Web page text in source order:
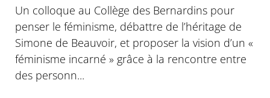
Un colloque au Collège des Bernardins pour
penser le féminisme, débattre de l’héritage de
Simone de Beauvoir, et proposer la vision d’un «
féminisme incarné » grâce à la rencontre entre
des personn...